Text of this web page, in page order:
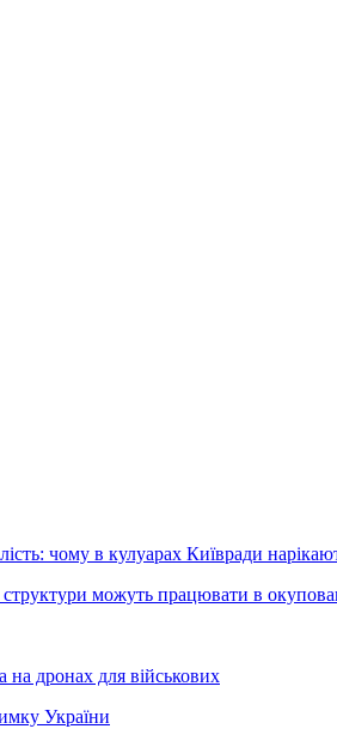
чому в кулуарах Київради
структури можуть працювати в
на дронах для військових
України